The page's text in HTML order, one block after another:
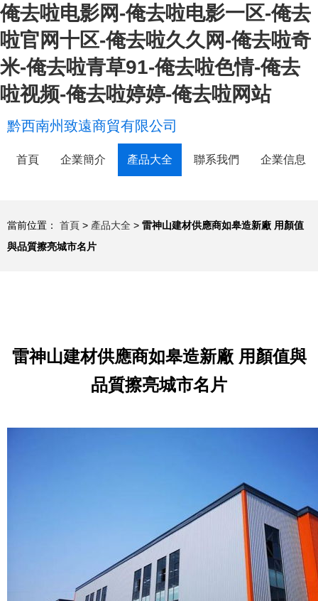
俺去啦电影网-俺去啦电影一区-俺去
啦官网十区-俺去啦久久网-俺去啦奇
米-俺去啦青草91-俺去啦色情-俺去
啦视频-俺去啦婷婷-俺去啦网站
黔西南州致遠商貿有限公司
首頁 企業簡介 產品大全 聯系我們 企業信息
當前位置： 首頁 > 產品大全 > 雷神山建材供應商如皋造新廠 用顏值
與品質擦亮城市名片
雷神山建材供應商如皋造新廠 用顏值與
品質擦亮城市名片